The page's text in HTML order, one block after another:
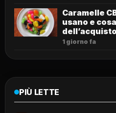
Caramelle
usano e
dell’acquisto
1 giorno fa
PIÙ LETTE